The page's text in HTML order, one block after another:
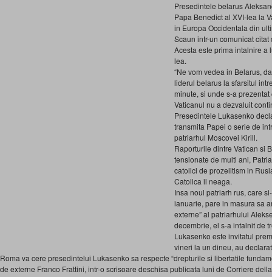
Presedintele belarus
Papa Benedict al XVI-lea la
in Europa Occidentala din
Scaun intr-un comunicat
Acesta este prima intalnire a
lea.
“Ne vom vedea in Belarus,
liderul belarus la sfarsitul
minute, si unde s-a
Vaticanul nu a dezvaluit
Presedintele Lukasenko
transmita Papei o serie de
patriarhul Moscovei Kirill.
Raporturile dintre Vatican si
tensionate de multi ani,
catolici de prozelitism in
Catolica il neaga.
Insa noul patriarh rus, care
ianuarie, pare in masura sa
externe” al patriarhului
decembrie, el s-a intalnit de
Lukasenko este invitatul
vineri la un dineu, au
Roma va cere presedintelui Lukasenko sa respecte “drepturile si libertatile
de externe Franco Frattini, intr-o scrisoare deschisa publicata luni de Corriere